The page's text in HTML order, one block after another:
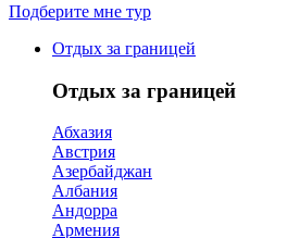
Подберите мне тур
Отдых за границей
Отдых за границей
Абхазия
Австрия
Азербайджан
Албания
Андорра
Армения